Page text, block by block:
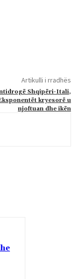
Artikulli i rradhës
Shqipëri-Itali,
kryesorë u
njoftuan dhe ikën